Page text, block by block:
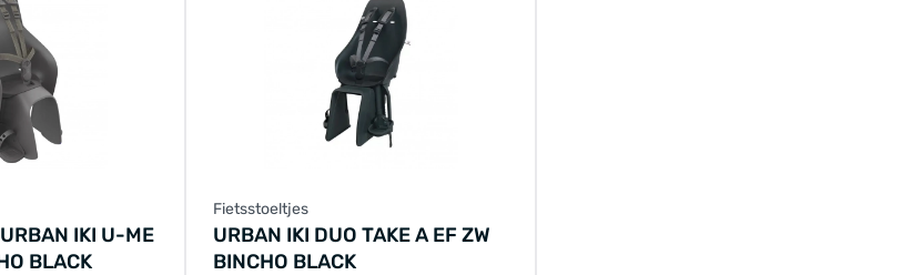
IKI U-ME
BLACK
Fietsstoeltjes
URBAN IKI DUO TAKE A EF ZW
BINCHO BLACK